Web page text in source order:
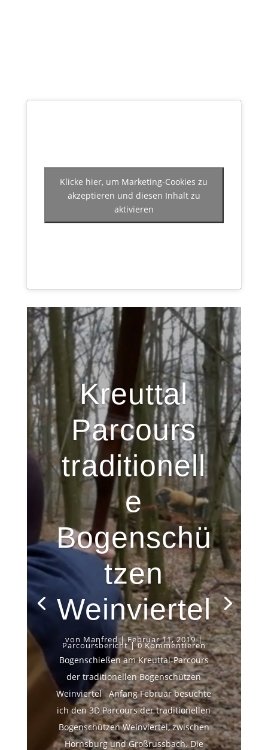
Klicke hier, um Marketing-Cookies zu
akzeptieren und diesen Inhalt zu
aktivieren
Kreuttal
Parcours
traditionell
e
Bogenschü
tzen
Weinviertel
von Manfred|Februar 11, 2019|
Parcoursbericht| 0 Kommentieren
Bogenschießen am Kreuttal-Parcours
der traditionellen Bogenschützen
Weinviertel Anfang Februar besuchte
ich den 3D Parcours der traditionellen
Bogenschützen Weinviertel, zwischen
Hornsburg und Großrussbach. Die